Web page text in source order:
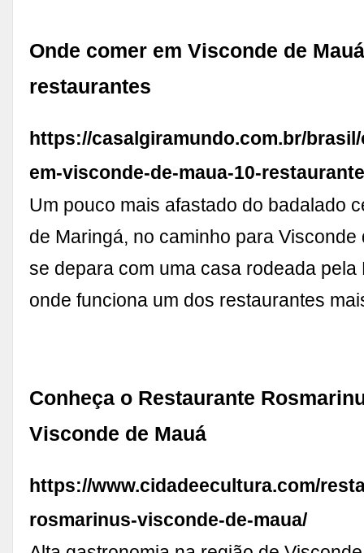
Onde comer em Visconde de
restaurantes
https://casalgiramundo.com.br/
em-visconde-de-maua-10-
Um pouco mais afastado do badalado
de Maringá, no caminho para Visconde
se depara com uma casa rodeada pela
onde funciona um dos restaurantes
Conheça o Restaurante
Visconde de Mauá
https://www.cidadeecultura.com/
rosmarinus-visconde-de-maua/